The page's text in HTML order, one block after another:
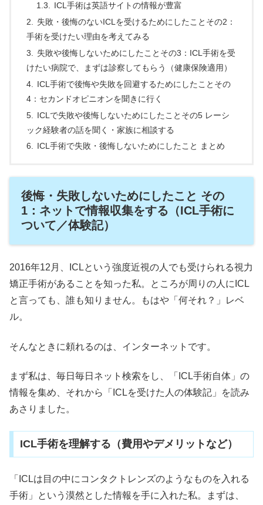
ICL手術は英語サイトの情報が豊富
失敗・後悔のないICLを受けるためにしたことその2：
手術を受けたい理由を考えてみる
失敗や後悔しないためにしたことその3：ICL手術を受
けたい病院で、まずは診察してもらう（健康保険適用）
ICL手術で後悔や失敗を回避するためにしたことその
4：セカンドオピニオンを聞きに行く
ICLで失敗や後悔しないためにしたことその5 レーシ
ック経験者の話を聞く・家族に相談する
ICL手術で失敗・後悔しないためにしたこと まとめ
後悔・失敗しないためにしたこと その
1：ネットで情報収集をする（ICL手術に
ついて／体験記）
2016年12月、ICLという強度近視の人でも受けられる視力
矯正手術があることを知った私。ところが周りの人にICL
と言っても、誰も知りません。もはや「何それ？」レベ
ル。
そんなときに頼れるのは、インターネットです。
まず私は、毎日毎日ネット検索をし、「ICL手術自体」の
情報を集め、それから「ICLを受けた人の体験記」を読み
あさりました。
ICL手術を理解する（費用やデメリットなど）
「ICLは目の中にコンタクトレンズのようなものを入れる
手術」という漠然とした情報を手に入れた私。まずは、